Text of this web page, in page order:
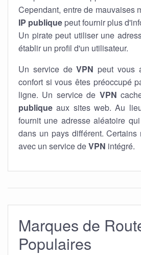
Cependant, entre de mauvaises
IP publique peut fournir plus
Un pirate peut utiliser une
établir un profil d'un utilisateur.
Un service deVPN peut vous
confort si vous êtes préoccupé
ligne. Un service de VPN
publique aux sites web. Au
fournit une adresse aléatoire
dans un pays différent. Certains
avec un service deVPN intégré.
Marques de
Populaires